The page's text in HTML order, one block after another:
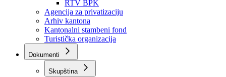
Javna preduzeća
BPK šume
RTV BPK
Agencija za privatizaciju
Arhiv kantona
Kantonalni stambeni fond
Turistička organizacija